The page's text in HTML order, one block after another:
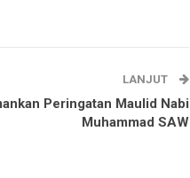
LANJUT
Peringatan Maulid Nabi
Muhammad SAW